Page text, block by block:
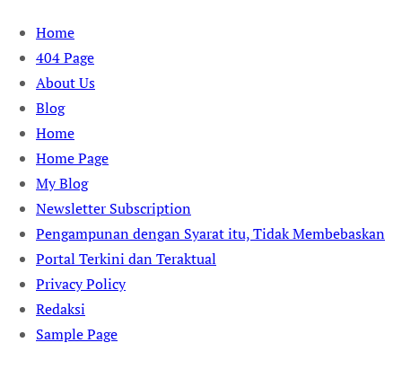
Skip
content
Home
404 Page
About Us
Blog
Home
Home Page
My Blog
Newsletter Subscription
Pengampunan dengan Syarat itu, Tidak Membebaskan
Portal Terkini dan Teraktual
Privacy Policy
Redaksi
Sample Page